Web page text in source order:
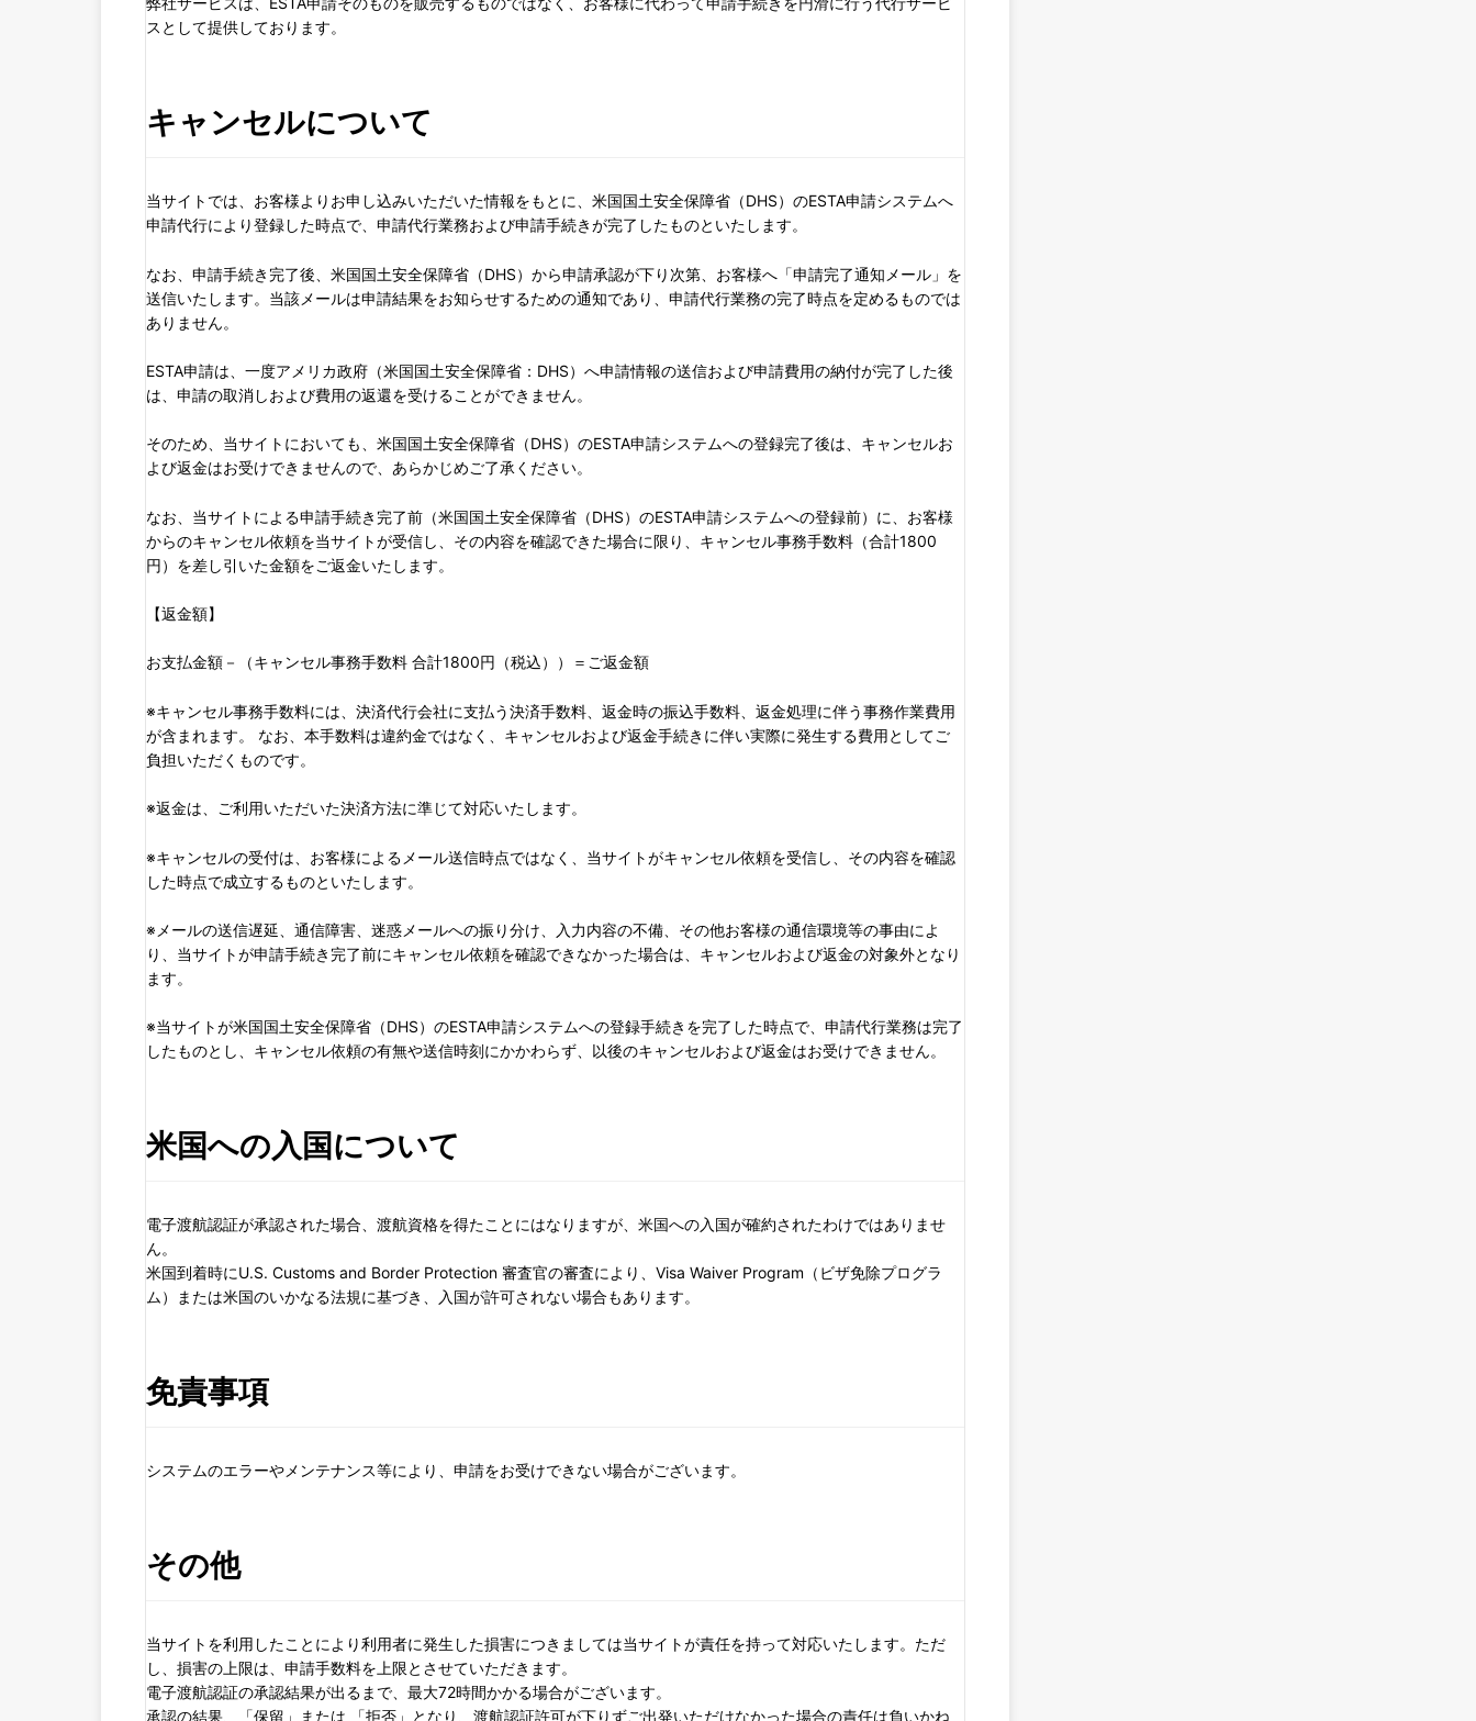
スとして提供しております。
キャンセルについて
当サイトでは、お客様よりお申し込みいただいた情報をもとに、米国国土安全保障省（DHS）のESTA申請システムへ
申請代行により登録した時点で、申請代行業務および申請手続きが完了したものといたします。
なお、申請手続き完了後、米国国土安全保障省（DHS）から申請承認が下り次第、お客様へ「申請完了通知メール」を
送信いたします。当該メールは申請結果をお知らせするための通知であり、申請代行業務の完了時点を定めるものでは
ありません。
ESTA申請は、一度アメリカ政府（米国国土安全保障省：DHS）へ申請情報の送信および申請費用の納付が完了した後
は、申請の取消しおよび費用の返還を受けることができません。
そのため、当サイトにおいても、米国国土安全保障省（DHS）のESTA申請システムへの登録完了後は、キャンセルお
よび返金はお受けできませんので、あらかじめご了承ください。
なお、当サイトによる申請手続き完了前（米国国土安全保障省（DHS）のESTA申請システムへの登録前）に、お客様
からのキャンセル依頼を当サイトが受信し、その内容を確認できた場合に限り、キャンセル事務手数料（合計1800
円）を差し引いた金額をご返金いたします。
【返金額】
お支払金額－（キャンセル事務手数料 合計1800円（税込））＝ご返金額
※キャンセル事務手数料には、決済代行会社に支払う決済手数料、返金時の振込手数料、返金処理に伴う事務作業費用
が含まれます。 なお、本手数料は違約金ではなく、キャンセルおよび返金手続きに伴い実際に発生する費用としてご
負担いただくものです。
※返金は、ご利用いただいた決済方法に準じて対応いたします。
※キャンセルの受付は、お客様によるメール送信時点ではなく、当サイトがキャンセル依頼を受信し、その内容を確認
した時点で成立するものといたします。
※メールの送信遅延、通信障害、迷惑メールへの振り分け、入力内容の不備、その他お客様の通信環境等の事由によ
り、当サイトが申請手続き完了前にキャンセル依頼を確認できなかった場合は、キャンセルおよび返金の対象外となり
ます。
※当サイトが米国国土安全保障省（DHS）のESTA申請システムへの登録手続きを完了した時点で、申請代行業務は完了
したものとし、キャンセル依頼の有無や送信時刻にかかわらず、以後のキャンセルおよび返金はお受けできません。
米国への入国について
電子渡航認証が承認された場合、渡航資格を得たことにはなりますが、米国への入国が確約されたわけではありませ
ん。
米国到着時にU.S. Customs and Border Protection 審査官の審査により、Visa Waiver Program（ビザ免除プログラ
ム）または米国のいかなる法規に基づき、入国が許可されない場合もあります。
免責事項
システムのエラーやメンテナンス等により、申請をお受けできない場合がございます。
その他
当サイトを利用したことにより利用者に発生した損害につきましては当サイトが責任を持って対応いたします。ただ
し、損害の上限は、申請手数料を上限とさせていただきます。
電子渡航認証の承認結果が出るまで、最大72時間かかる場合がございます。
承認の結果、「保留」または 「拒否」となり、渡航認証許可が下りずご出発いただけなかった場合の責任は負いかね